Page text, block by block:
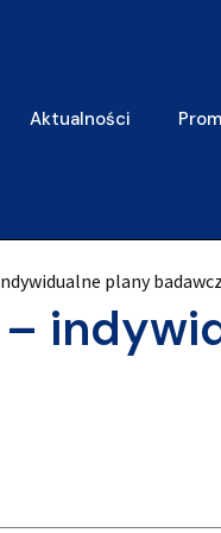
Aktualności
plany